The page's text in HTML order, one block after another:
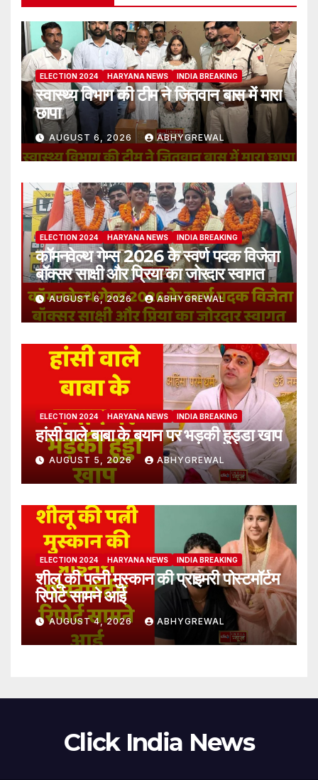
ELECTION 2024 HARYANA NEWS INDIA BREAKING
स्वास्थ्य विभाग की टीम ने जितवान बास में मारा
छापा
AUGUST 6, 2026 ABHYGREWAL
ELECTION 2024 HARYANA NEWS INDIA BREAKING
कॉमनवेल्थ गेम्स 2026 के स्वर्ण पदक विजेता
बॉक्सर साक्षी और प्रिया का जोरदार स्वागत
AUGUST 6, 2026 ABHYGREWAL
ELECTION 2024 HARYANA NEWS INDIA BREAKING
हांसी वाले बाबा के बयान पर भड़की हुड्डा खाप
AUGUST 5, 2026 ABHYGREWAL
ELECTION 2024 HARYANA NEWS INDIA BREAKING
शीलू की पत्नी मुस्कान की प्राइमरी पोस्टमॉर्टम
रिपोर्ट सामने आई
AUGUST 4, 2026 ABHYGREWAL
Click India News